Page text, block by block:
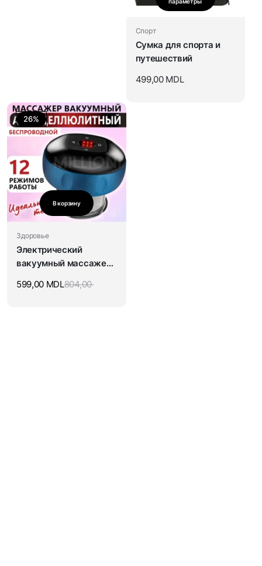
Спорт
Сумка для спорта и
путешествий
499,00 MDL
26%
В корзину
Здоровье
Электрический
вакуумный массажер-
804,00
599,00 MDL